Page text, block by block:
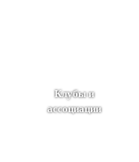
Клубы и
ассоциации